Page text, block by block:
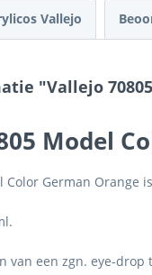
Vallejo
"Vallejo
Model
Color German Orange
van een zgn. eye-